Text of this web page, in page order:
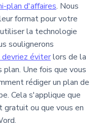
plan d'affaires. Nous
format pour votre
la technologie
soulignerons
devriez éviterlors de la
Une fois que vous
rédiger un plan de
Cela s'applique que
ou que vous en